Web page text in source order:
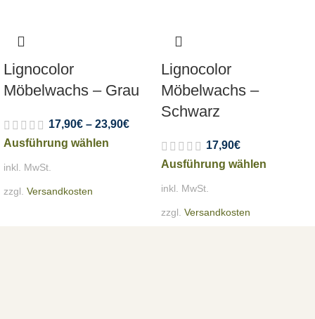
Lignocolor
Möbelwachs – Grau
17,90€ – 23,90€
Ausführung wählen
inkl. MwSt.
zzgl. Versandkosten
Lignocolor
Möbelwachs –
Schwarz
17,90€
Ausführung wählen
inkl. MwSt.
zzgl. Versandkosten